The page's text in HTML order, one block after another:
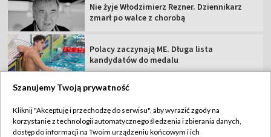
Nie żyje Włodzimierz Rezner. Dziennikarz
zmarł po walce z chorobą
Polacy zaczynają ME. Długa lista
kandydatów do medalu
TVP
Szanujemy Twoją prywatność
Kliknij "Akceptuję i przechodzę do serwisu", aby wyrazić zgody na
korzystanie z technologii automatycznego śledzenia i zbierania danych,
dostęp do informacji na Twoim urządzeniu końcowym i ich